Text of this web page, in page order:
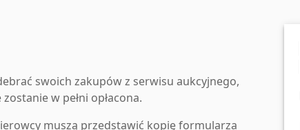
swoich zakupów z serwisu aukcyjnego,
w pełni opłacona.
muszą przedstawić kopię formularza